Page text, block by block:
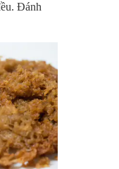
Đánh